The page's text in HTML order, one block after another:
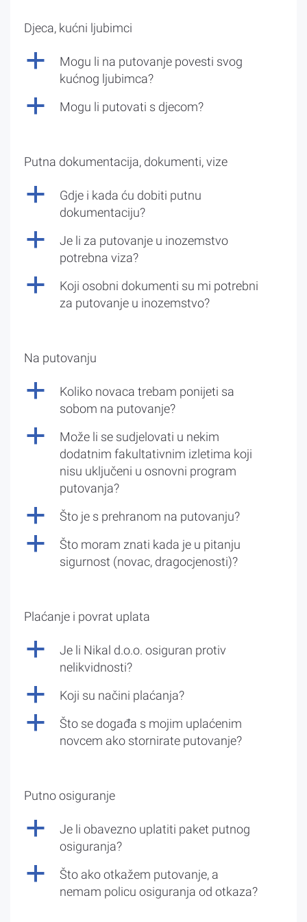
Djeca, kućni ljubimci
a
Mogu li na putovanje povesti svog
kućnog ljubimca?
a Mogu li putovati s djecom?
Putna dokumentacija, dokumenti, vize
a
Gdje i kada ću dobiti putnu
dokumentaciju?
a
Je li za putovanje u inozemstvo
potrebna viza?
a
Koji osobni dokumenti su mi potrebni
za putovanje u inozemstvo?
Na putovanju
a
Koliko novaca trebam ponijeti sa
sobom na putovanje?
a
Može li se sudjelovati u nekim
dodatnim fakultativnim izletima koji
nisu uključeni u osnovni program
putovanja?
a Što je s prehranom na putovanju?
a
Što moram znati kada je u pitanju
sigurnost (novac, dragocjenosti)?
Plaćanje i povrat uplata
a
Je li Nikal d.o.o. osiguran protiv
nelikvidnosti?
a Koji su načini plaćanja?
a
Što se događa s mojim uplaćenim
novcem ako stornirate putovanje?
Putno osiguranje
a
Je li obavezno uplatiti paket putnog
osiguranja?
a
Što ako otkažem putovanje, a
nemam policu osiguranja od otkaza?